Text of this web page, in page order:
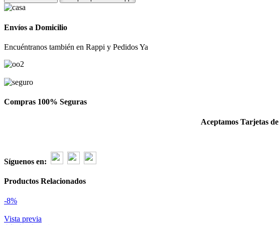
15
rosas
lilium
y
cantidad
Envíos a Domicilio
Encuéntranos también en Rappi y Pedidos Ya
Compras 100% Seguras
Aceptamos Tarjetas
Síguenos en:
Productos Relacionados
-8%
Vista previa